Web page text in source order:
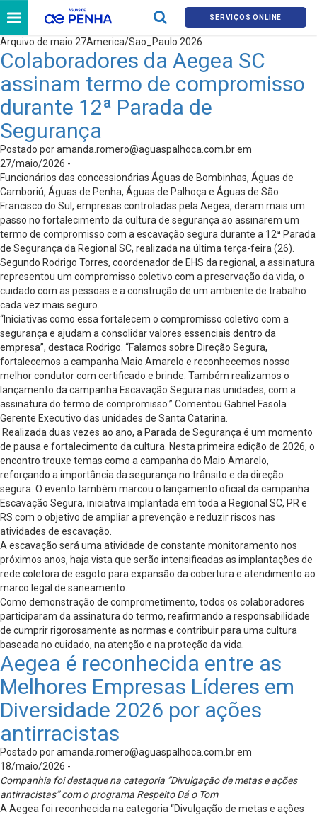
SERVIÇOS ONLINE
Arquivo de maio 27America/Sao_Paulo 2026
Colaboradores da Aegea SC
assinam termo de compromisso
durante 12ª Parada de
Segurança
Postado poramanda.romero@aguaspalhoca.com.brem
27/maio/2026 -
Funcionários das concessionárias Águas de Bombinhas, Águas de
Camboriú, Águas de Penha, Águas de Palhoça e Águas de São
Francisco do Sul, empresas controladas pela Aegea, deram mais um
passo no fortalecimento da cultura de segurança ao assinarem um
termo de compromisso com a escavação segura durante a 12ª Parada
de Segurança da Regional SC, realizada na última terça-feira (26).
Segundo Rodrigo Torres, coordenador de EHS da regional, a assinatura
representou um compromisso coletivo com a preservação da vida, o
cuidado com as pessoas e a construção de um ambiente de trabalho
cada vez mais seguro.
“Iniciativas como essa fortalecem o compromisso coletivo com a
segurança e ajudam a consolidar valores essenciais dentro da
empresa”, destaca Rodrigo. “Falamos sobre Direção Segura,
fortalecemos a campanha Maio Amarelo e reconhecemos nosso
melhor condutor com certificado e brinde. Também realizamos o
lançamento da campanha Escavação Segura nas unidades, com a
assinatura do termo de compromisso.” Comentou Gabriel Fasola
Gerente Executivo das unidades de Santa Catarina.
Realizada duas vezes ao ano, a Parada de Segurança é um momento
de pausa e fortalecimento da cultura. Nesta primeira edição de 2026, o
encontro trouxe temas como a campanha do Maio Amarelo,
reforçando a importância da segurança no trânsito e da direção
segura. O evento também marcou o lançamento oficial da campanha
Escavação Segura, iniciativa implantada em toda a Regional SC, PR e
RS com o objetivo de ampliar a prevenção e reduzir riscos nas
atividades de escavação.
A escavação será uma atividade de constante monitoramento nos
próximos anos, haja vista que serão intensificadas as implantações de
rede coletora de esgoto para expansão da cobertura e atendimento ao
marco legal de saneamento.
Como demonstração de comprometimento, todos os colaboradores
participaram da assinatura do termo, reafirmando a responsabilidade
de cumprir rigorosamente as normas e contribuir para uma cultura
baseada no cuidado, na atenção e na proteção da vida.
Aegea é reconhecida entre as
Melhores Empresas Líderes em
Diversidade 2026 por ações
antirracistas
Postado poramanda.romero@aguaspalhoca.com.brem
18/maio/2026 -
Companhia foi destaque na categoria “Divulgação de metas e ações
antirracistas” com o programa Respeito Dá o Tom
A Aegea foi reconhecida na categoria “Divulgação de metas e ações